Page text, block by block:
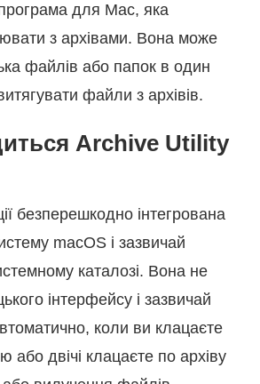
для Mac, яка
з архівами. Вона може
файлів або папок в один
файли з архівів.
Archive Utility
безперешкодно інтегрована
macOS і зазвичай
каталозі. Вона не
інтерфейсу і зазвичай
коли ви клацаєте
або двічі клацаєте по архіву